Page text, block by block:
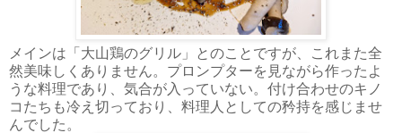
メインは「大山鶏のグリル」とのことですが、これまた全
然美味しくありません。プロンプターを見ながら作ったよ
うな料理であり、気合が入っていない。付け合わせのキノ
コたちも冷え切っており、料理人としての矜持を感じませ
んでした。